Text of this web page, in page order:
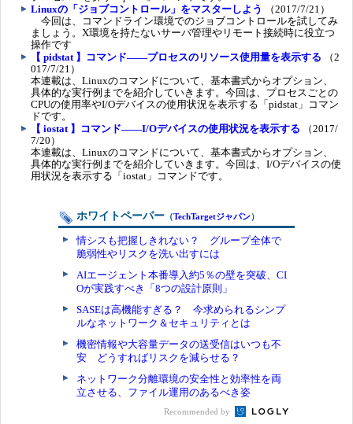
Linuxの「ジョブコントロール」をマスターしよう
（2017/7/21）
今回は、コマンドライン環境でのジョブコントロールを試してみ
ましょう。X環境を持たないサーバ管理やリモート接続時に役立つ
操作です
【 pidstat 】コマンド――プロセスのリソース使用量を表示する （2
017/7/21）
本連載は、Linuxのコマンドについて、基本書式からオプション、
具体的な実行例までを紹介していきます。今回は、プロセスごとの
CPUの使用率やI/Oデバイスの使用状況を表示する「pidstat」コマン
ドです。
【 iostat 】コマンド――I/Oデバイスの使用状況を表示する （2017/
7/20）
本連載は、Linuxのコマンドについて、基本書式からオプション、
具体的な実行例までを紹介していきます。今回は、I/Oデバイスの使
用状況を表示する「iostat」コマンドです。
ホワイトペーパー （TechTargetジャパン）
情シスも把握しきれない？ グループ全体で
脆弱性やリスクを洗い出すには
AIエージェント本番導入約5％の壁を突破、CI
Oが実践すべき「8つの設計原則」
SASEは高機能すぎる？ 今求められるシンプ
ルなネットワーク＆セキュリティとは
機密情報や大容量データの送受信はいつも不
安 どうすればリスクを減らせる？
ネットワーク分離環境の安全性と効率性を両
立させる、ファイル運用のあるべき姿
Recommended by